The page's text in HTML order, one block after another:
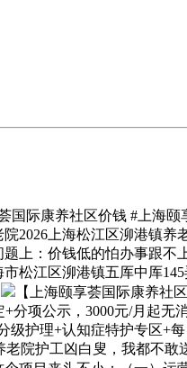
际康养社区价钱 #上海颐
2026上海松江区泖港镇
上：价钱低的怕办事跟
松江区泖港镇五厍中厍
【上海颐享荟国际康养社
项公示，3000元/月起无
护理+认知症特护专区+
院护工凶白叟，我都不敢